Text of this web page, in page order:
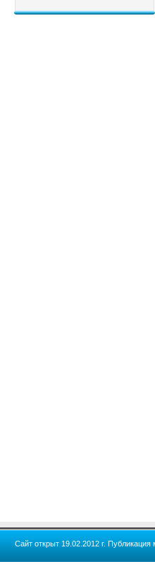
Сайт открыт 19.02.2012 г.